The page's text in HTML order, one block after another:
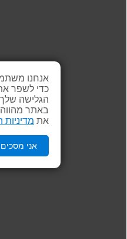
אנחנו
כדי לשפר את
הגלישה
באתר
את מדיניות
אני מסכים